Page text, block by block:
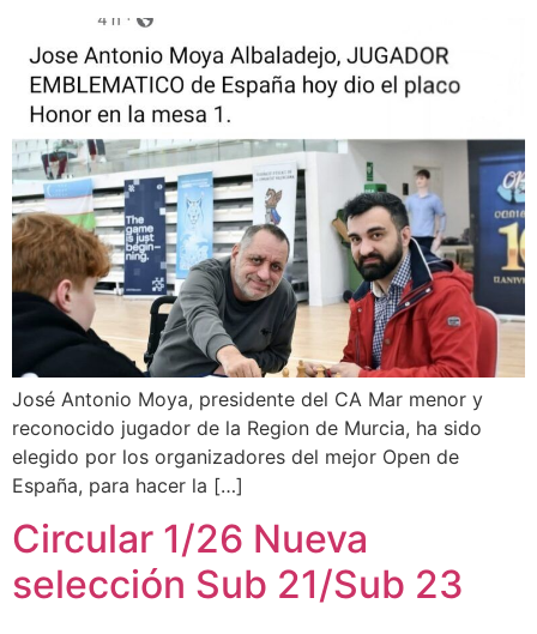
José Antonio Moya, presidente del CA Mar menor y
reconocido jugador de la Region de Murcia, ha sido
elegido por los organizadores del mejor Open de
España, para hacer la […]
Circular 1/26 Nueva
selección Sub 21/Sub 23